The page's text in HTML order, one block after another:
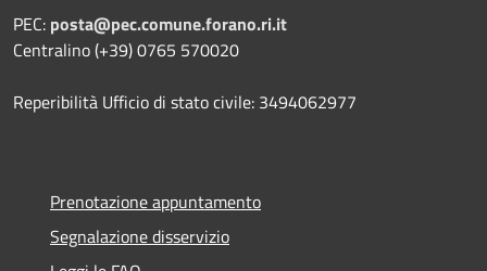
PEC: posta@pec.comune.forano.ri.it
Centralino (+39) 0765 570020
Reperibilità Ufficio di stato civile: 3494062977
Prenotazione appuntamento
Segnalazione disservizio